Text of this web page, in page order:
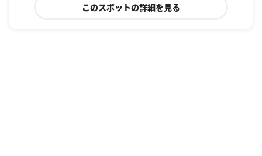
このスポットの詳細を見る